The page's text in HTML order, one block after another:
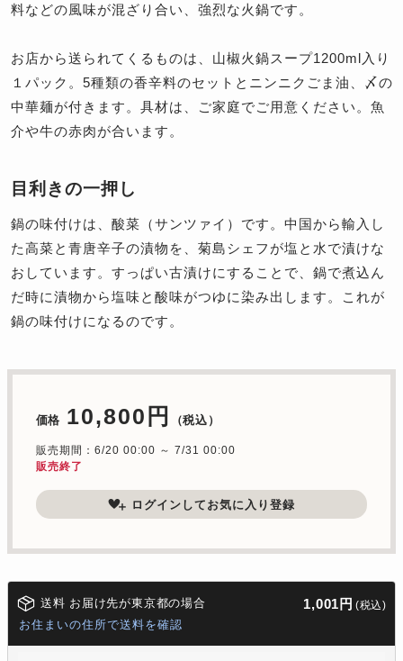
料などの風味が混ざり合い、強烈な火鍋です。
お店から送られてくるものは、山椒火鍋スープ1200ml入り
１パック。5種類の香辛料のセットとニンニクごま油、〆の
中華麺が付きます。具材は、ご家庭でご用意ください。魚
介や牛の赤肉が合います。
目利きの一押し
鍋の味付けは、酸菜（サンツァイ）です。中国から輸入し
た高菜と青唐辛子の漬物を、菊島シェフが塩と水で漬けな
おしています。すっぱい古漬けにすることで、鍋で煮込ん
だ時に漬物から塩味と酸味がつゆに染み出します。これが
鍋の味付けになるのです。
価格 10,800円 （税込）
販売期間：6/20 00:00 ～ 7/31 00:00
販売終了
ログインしてお気に入り登録
送料 お届け先が東京都の場合 1,001円 (税込)
お住まいの住所で送料を確認